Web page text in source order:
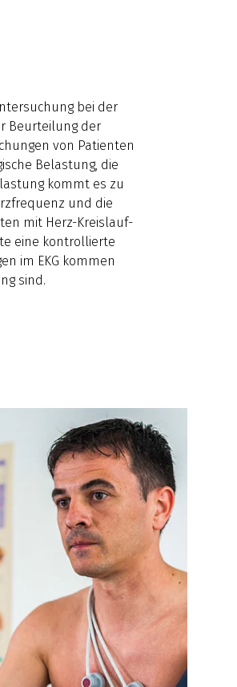
bei der
Beurteilung der
von Patienten
Belastung, die
kommt es zu
und die
mit Herz-Kreislauf-
eine kontrollierte
im EKG kommen
sind.